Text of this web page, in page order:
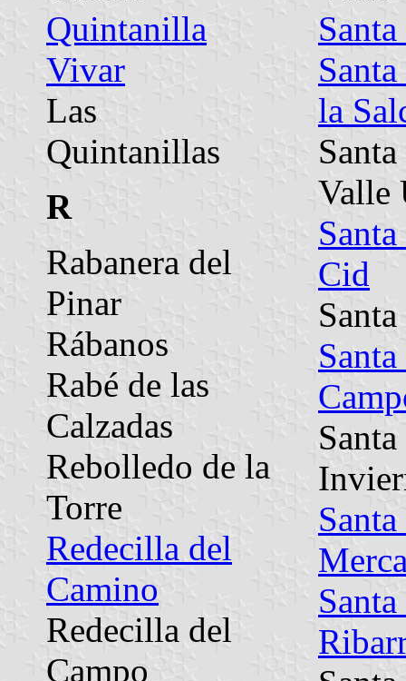
Quintanilla
Vivar
Las
Quintanillas
R
Rabanera del
Pinar
Rábanos
Rabé de las
Calzadas
Rebolledo de la
Torre
Redecilla del
Camino
Redecilla del
Campo
la
Valle
Cid